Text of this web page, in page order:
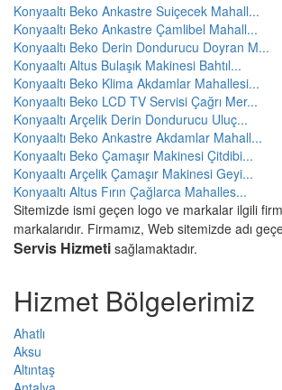
Konyaaltı Beko Ankastre Suiçecek Mahall...
Konyaaltı Beko Ankastre Çamlibel Mahall...
Konyaaltı Beko Derin Dondurucu Doyran M...
Konyaaltı Altus Bulaşık Makinesi Bahtıl...
Konyaaltı Beko Klima Akdamlar Mahallesi...
Konyaaltı Beko LCD TV Servisi Çağrı Mer...
Konyaaltı Arçelik Derin Dondurucu Uluç...
Konyaaltı Beko Ankastre Akdamlar Mahall...
Konyaaltı Beko Çamaşır Makinesi Çitdibi...
Konyaaltı Arçelik Çamaşır Makinesi Geyi...
Konyaaltı Altus Fırın Çağlarca Mahalles...
Sitemizde ismi geçen logo ve markalar ilgili
markalarıdır. Firmamız, Web sitemizde adı
Servis Hizmeti sağlamaktadır.
Hizmet Bölgelerimiz
Ahatlı
Aksu
Altıntaş